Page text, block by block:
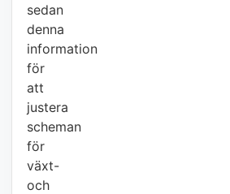
sedan
denna
information
för
att
justera
scheman
för
växt-
och